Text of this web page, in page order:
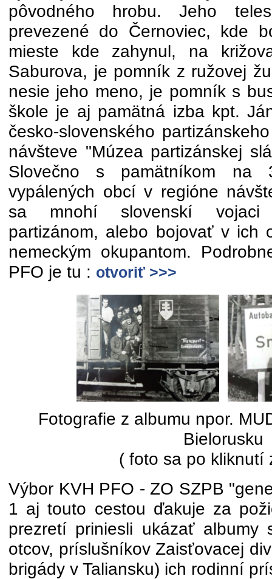
pôvodného hrobu. Jeho
prevezené do Černoviec, kde
mieste kde zahynul, na
Saburova, je pomník z ružovej
nesie jeho meno, je pomník s
škole je aj pamätná izba kpt.
česko-slovenského
návšteve "Múzea partizánskej
Slovečno s pamätníkom na
vypálených obcí v regióne
sa mnohí slovenskí vojaci
partizánom, alebo bojovať v ich
nemeckým okupantom.
PFO je tu : otvoriť >>>
Fotografie z albumu npor.
Bielorusku
( foto sa po kliknutí
Výbor KVH PFO - ZO SZPB
1 aj touto cestou ďakuje za
prezretí priniesli ukázať albumy
otcov, príslušníkov Zaisťovacej
brigády v Taliansku) ich rodinní